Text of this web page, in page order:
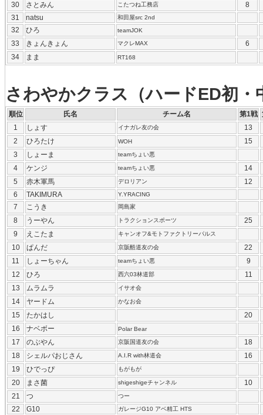
30 さとみん こたつね工務店
8
31
natsu 和田屋src 2nd
32 ひろ teamJOK
33 きょんきょん マクレMAX
6
34
まま RT168
さわやかクラス（ハードED初
順位 氏名 チーム名 第1戦
1
しょす イナガレ友の会
13
2
ひろたけ WOH
15
3
しょーま teamちょい悪
4 ケンジ teamちょい悪
14
5
赤木軍馬 デロリアン
12
6
TAKIMURA Y.YRACING
7 こうき 岡島家
8 うーやん トラクションスポーツ
25
9
えこたま キャンオフ&モトファクトリーパルス
10 ぱんだ 京阪酷道友の会
22
11
しょーちゃん teamちょい悪
9
12
ひろ 西六03林道部
11
13
ムラムラ イサオ会
14 ヤードム かなお会
15 たかはし
20
16
ナベボー Polar Bear
17 のぶやん 京阪国道友の会
18
18
シェルパおじさん A.I.R with林道会
16
19
ひでっぴ もがもが
20 まさ菌 shigeshigeチャンネル
10
21
つ つー
22 G10 ガレージG10 アベ精工 HTS